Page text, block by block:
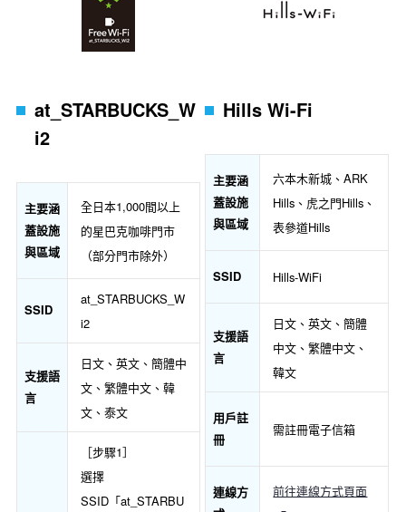
at_STARBUCKS_W
i2
主要涵
蓋設施
與區域
全日本1,000間以上
的星巴克咖啡門市
（部分門市除外）
SSID
at_STARBUCKS_W
i2
支援語
言
日文、英文、簡體中
文、繁體中文、韓
文、泰文
［步驟1］
選擇
SSID「at_STARBU
Hills Wi-Fi
主要涵
蓋設施
與區域
六本木新城、ARK
Hills、虎之門Hills、
表參道Hills
SSID Hills-WiFi
支援語
言
日文、英文、簡體
中文、繁體中文、
韓文
用戶註
冊
需註冊電子信箱
連線方
前往連線方式頁面